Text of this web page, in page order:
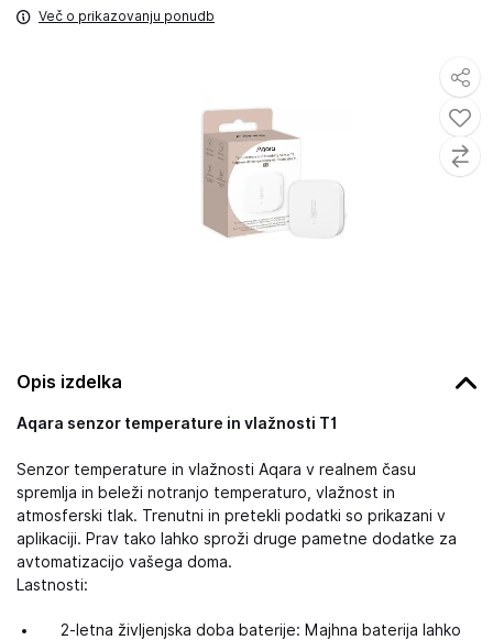
Opis izdelka
Aqara senzor temperature in vlažnosti T1
Senzor temperature in vlažnosti Aqara v realnem času
spremlja in beleži notranjo temperaturo, vlažnost in
atmosferski tlak. Trenutni in pretekli podatki so prikazani v
aplikaciji. Prav tako lahko sproži druge pametne dodatke za
avtomatizacijo vašega doma.
Lastnosti:
2-letna življenjska doba baterije: Majhna baterija lahko
Več o prikazovanju ponudb